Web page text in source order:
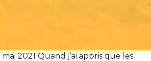
mai 2021 Quand j’ai appris que les